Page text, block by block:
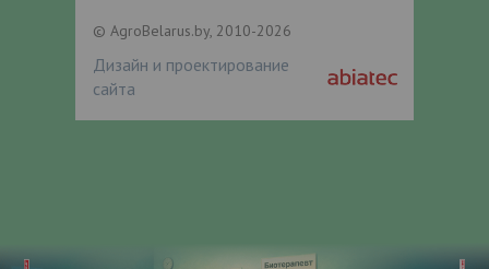
© AgroBelarus.by, 2010-2026
Дизайн и проектирование
сайта